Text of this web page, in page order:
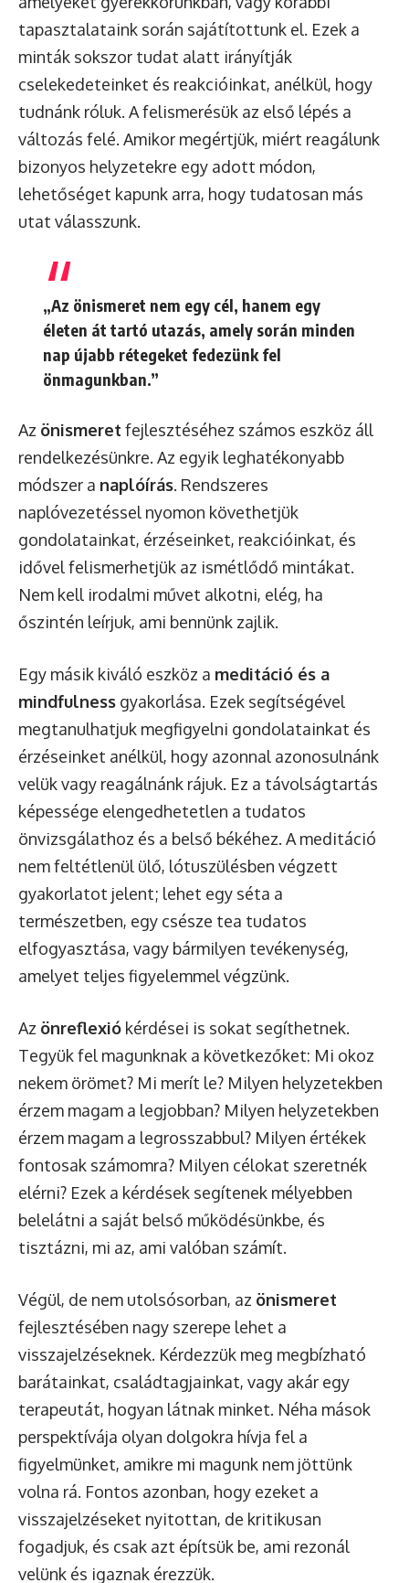
tapasztalataink során sajátítottunk el. Ezek a
minták sokszor tudat alatt irányítják
cselekedeteinket és reakcióinkat, anélkül, hogy
tudnánk róluk. A felismerésük az első lépés a
változás felé. Amikor megértjük, miért reagálunk
bizonyos helyzetekre egy adott módon,
lehetőséget kapunk arra, hogy tudatosan más
utat válasszunk.
„Az önismeret nem egy cél, hanem egy
életen át tartó utazás, amely során minden
nap újabb rétegeket fedezünk fel
önmagunkban.”
Az önismeret fejlesztéséhez számos eszköz áll
rendelkezésünkre. Az egyik leghatékonyabb
módszer a naplóírás. Rendszeres
naplóvezetéssel nyomon követhetjük
gondolatainkat, érzéseinket, reakcióinkat, és
idővel felismerhetjük az ismétlődő mintákat.
Nem kell irodalmi művet alkotni, elég, ha
őszintén leírjuk, ami bennünk zajlik.
Egy másik kiváló eszköz a meditáció és a
mindfulness gyakorlása. Ezek segítségével
megtanulhatjuk megfigyelni gondolatainkat és
érzéseinket anélkül, hogy azonnal azonosulnánk
velük vagy reagálnánk rájuk. Ez a távolságtartás
képessége elengedhetetlen a tudatos
önvizsgálathoz és a belső békéhez. A meditáció
nem feltétlenül ülő, lótuszülésben végzett
gyakorlatot jelent; lehet egy séta a
természetben, egy csésze tea tudatos
elfogyasztása, vagy bármilyen tevékenység,
amelyet teljes figyelemmel végzünk.
Az önreflexió kérdései is sokat segíthetnek.
Tegyük fel magunknak a következőket: Mi okoz
nekem örömet? Mi merít le? Milyen helyzetekben
érzem magam a legjobban? Milyen helyzetekben
érzem magam a legrosszabbul? Milyen értékek
fontosak számomra? Milyen célokat szeretnék
elérni? Ezek a kérdések segítenek mélyebben
belelátni a saját belső működésünkbe, és
tisztázni, mi az, ami valóban számít.
Végül, de nem utolsósorban, az önismeret
fejlesztésében nagy szerepe lehet a
visszajelzéseknek. Kérdezzük meg megbízható
barátainkat, családtagjainkat, vagy akár egy
terapeutát, hogyan látnak minket. Néha mások
perspektívája olyan dolgokra hívja fel a
figyelmünket, amikre mi magunk nem jöttünk
volna rá. Fontos azonban, hogy ezeket a
visszajelzéseket nyitottan, de kritikusan
fogadjuk, és csak azt építsük be, ami rezonál
velünk és igaznak érezzük.